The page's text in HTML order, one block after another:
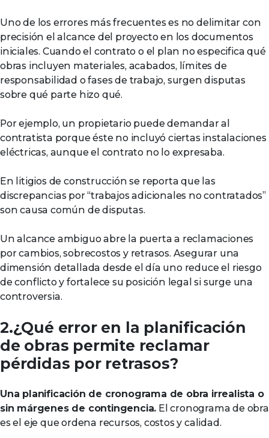
Uno de los errores más frecuentes es no delimitar con
precisión el alcance del proyecto en los documentos
iniciales. Cuando el contrato o el plan no especifica qué
obras incluyen materiales, acabados, límites de
responsabilidad o fases de trabajo, surgen disputas
sobre qué parte hizo qué.
Por ejemplo, un propietario puede demandar al
contratista porque éste no incluyó ciertas instalaciones
eléctricas, aunque el contrato no lo expresaba.
En litigios de construcción se reporta que las
discrepancias por “trabajos adicionales no contratados”
son causa común de disputas.
Un alcance ambiguo abre la puerta a reclamaciones
por cambios, sobrecostos y retrasos. Asegurar una
dimensión detallada desde el día uno reduce el riesgo
de conflicto y fortalece su posición legal si surge una
controversia.
2.¿Qué error en la planificación
de obras permite reclamar
pérdidas por retrasos?
Una planificación de cronograma de obra irrealista o
sin márgenes de contingencia. El cronograma de obra
es el eje que ordena recursos, costos y calidad.